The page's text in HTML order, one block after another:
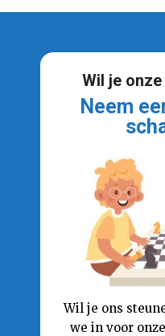
Wil je
Neem
Wil je ons
we in voor